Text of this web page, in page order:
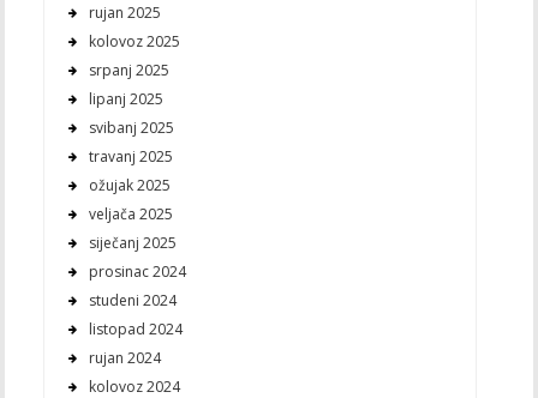
rujan 2025
kolovoz 2025
srpanj 2025
lipanj 2025
svibanj 2025
travanj 2025
ožujak 2025
veljača 2025
siječanj 2025
prosinac 2024
studeni 2024
listopad 2024
rujan 2024
kolovoz 2024